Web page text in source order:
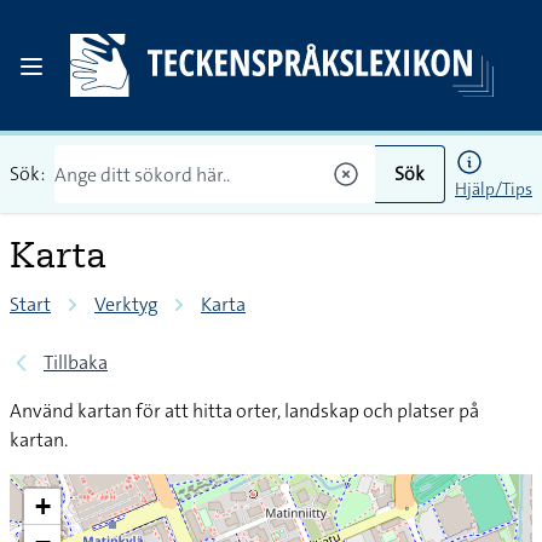
Sök: Sök
Hjälp/Tips
Karta
Start Verktyg Karta
Tillbaka
Använd kartan för att hitta orter, landskap och platser på
kartan.
+